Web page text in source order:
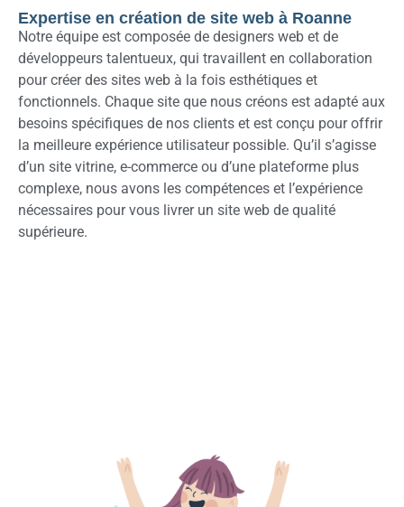
Expertise en création de site web à Roanne
Notre équipe est composée de designers web et de
développeurs talentueux, qui travaillent en collaboration
pour créer des sites web à la fois esthétiques et
fonctionnels. Chaque site que nous créons est adapté aux
besoins spécifiques de nos clients et est conçu pour offrir
la meilleure expérience utilisateur possible. Qu’il s’agisse
d’un site vitrine, e-commerce ou d’une plateforme plus
complexe, nous avons les compétences et l’expérience
nécessaires pour vous livrer un site web de qualité
supérieure.